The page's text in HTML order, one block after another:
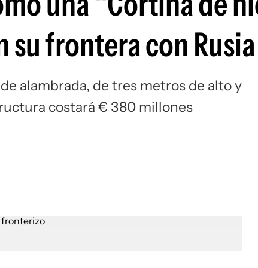
su frontera con Rusia
alambrada, de tres metros de alto y
costará € 380 millones